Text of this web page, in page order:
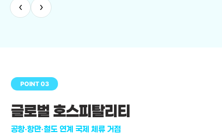
‹ ›
POINT 03
글로벌 호스피탈리티
공항·항만·철도 연계 국제 체류 거점